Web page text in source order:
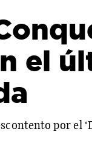
el
por el